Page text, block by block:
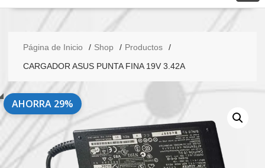
Página de Inicio Shop
Productos
CARGADOR ASUS PUNTA FINA 19V 3.42A
AHORRA 29%